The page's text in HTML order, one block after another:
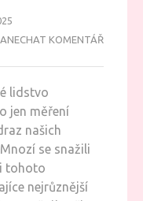
KOMENTÁŘNA
lidstvo
jen měření
našich
se snažili
tohoto
nejrůznější